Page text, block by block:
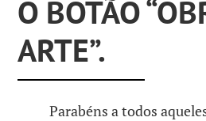
O BOTÃO
ARTE”.
Parabéns a todos